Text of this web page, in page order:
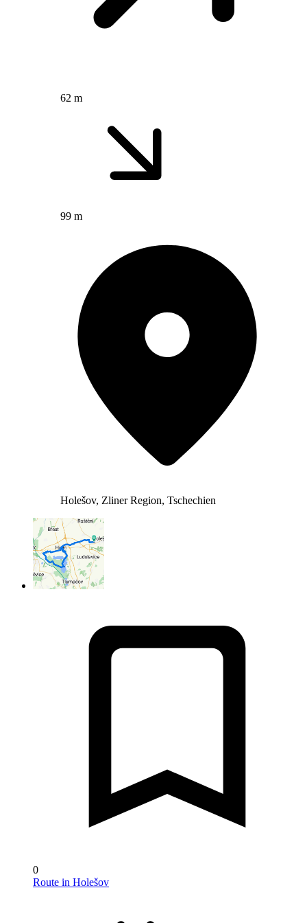
62 m
99 m
Holešov, Zliner Region, Tschechien
0
Route in Holešov